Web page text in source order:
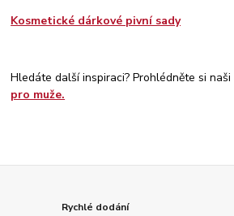
Kosmetické dárkové pivní sady
Hledáte další inspiraci? Prohlédněte si
pro muže.
Rychlé dodání